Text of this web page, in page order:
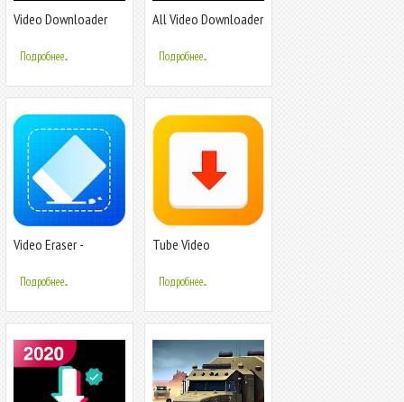
Video Downloader
Watermark
Подробнее...
All Video Downloader
Подробнее...
Video Eraser -
from Video
Подробнее...
Tube Video
Videos Download Pro
Подробнее...